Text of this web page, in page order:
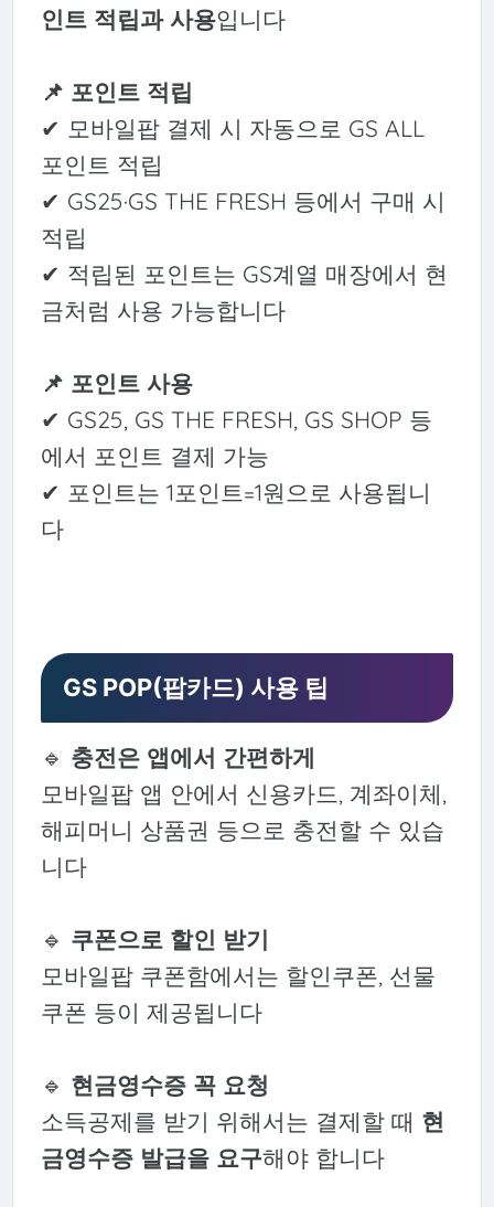
인트 적립과 사용입니다
📌 포인트 적립
✔ 모바일팝 결제 시 자동으로 GS ALL
포인트 적립
✔ GS25·GS THE FRESH 등에서 구매 시
적립
✔ 적립된 포인트는 GS계열 매장에서 현
금처럼 사용 가능합니다
📌 포인트 사용
✔ GS25, GS THE FRESH, GS SHOP 등
에서 포인트 결제 가능
✔ 포인트는 1포인트=1원으로 사용됩니
다
GS POP(팝카드) 사용 팁
🔹 충전은 앱에서 간편하게
모바일팝 앱 안에서 신용카드, 계좌이체,
해피머니 상품권 등으로 충전할 수 있습
니다
🔹 쿠폰으로 할인 받기
모바일팝 쿠폰함에서는 할인쿠폰, 선물
쿠폰 등이 제공됩니다
🔹 현금영수증 꼭 요청
소득공제를 받기 위해서는 결제할 때 현
금영수증 발급을 요구해야 합니다